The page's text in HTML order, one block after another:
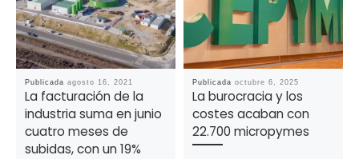
Publicada agosto 16, 2021
La facturación de la
industria suma en junio
cuatro meses de
subidas, con un 19%
Publicada octubre 6, 2025
La burocracia y los
costes acaban con
22.700 micropymes